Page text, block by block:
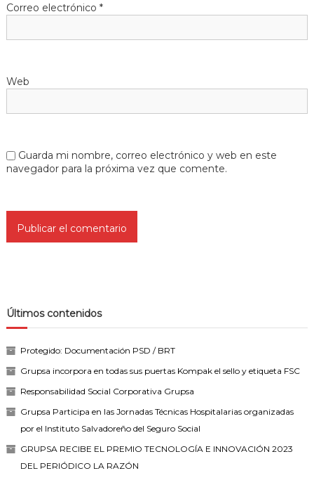
Correo electrónico *
Web
Guarda mi nombre, correo electrónico y web en este
navegador para la próxima vez que comente.
Últimos contenidos
Protegido: Documentación PSD / BRT
Grupsa incorpora en todas sus puertas Kompak el sello y etiqueta FSC
Responsabilidad Social Corporativa Grupsa
Grupsa Participa en las Jornadas Técnicas Hospitalarias organizadas
por el Instituto Salvadoreño del Seguro Social
GRUPSA RECIBE EL PREMIO TECNOLOGÍA E INNOVACIÓN 2023
DEL PERIÓDICO LA RAZÓN